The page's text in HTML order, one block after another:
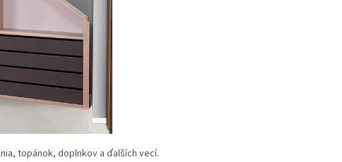
topánok, doplnkov a ďalších vecí.